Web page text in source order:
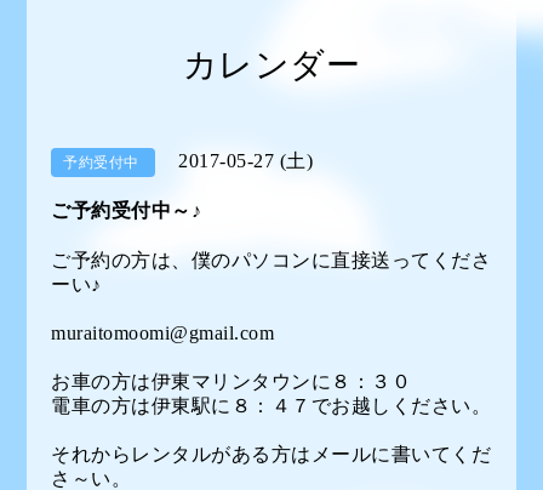
カレンダー
予約受付中 2017-05-27 (土)
ご予約受付中～♪
ご予約の方は、僕のパソコンに直接送ってくださ
ーい♪
muraitomoomi@gmail.com
お車の方は伊東マリンタウンに８：３０
電車の方は伊東駅に８：４７でお越しください。
それからレンタルがある方はメールに書いてくだ
さ～い。